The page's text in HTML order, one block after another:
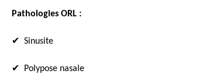
Pathologies ORL :
✔ Sinusite
✔ Polypose nasale